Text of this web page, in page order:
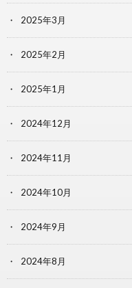
2025年3月
2025年2月
2025年1月
2024年12月
2024年11月
2024年10月
2024年9月
2024年8月